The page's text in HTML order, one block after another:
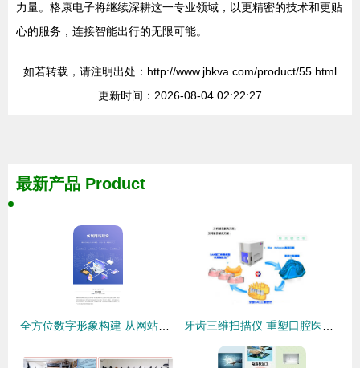
力量。格康电子将继续深耕这一专业领域，以更精密的技术和更贴
心的服务，连接智能出行的无限可能。
如若转载，请注明出处：http://www.jbkva.com/product/55.html
更新时间：2026-08-04 02:22:27
最新产品 Product
全方位数字形象构建 从网站到小程序的专业技术服务 牙齿三维扫描仪 重塑口腔医疗与技术服务新体验